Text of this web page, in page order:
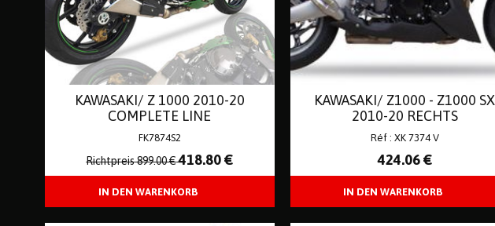
KAWASAKI/ Z 1000 2010-20
COMPLETE LINE
FK7874S2
Richtpreis899.00€418.80 €
KAWASAKI/ Z1000 - Z1000 SX
2010-20 RECHTS
Réf : XK 7374 V
424.06 €